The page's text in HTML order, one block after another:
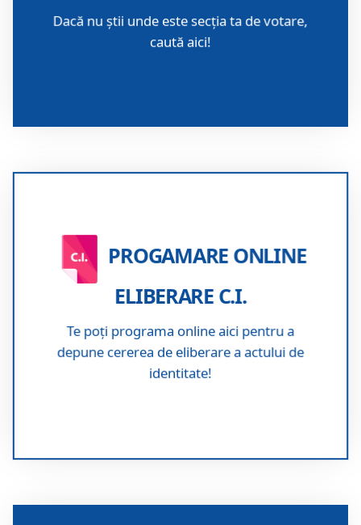
Dacă nu știi unde este secția ta de votare,
caută aici!
PROGAMARE ONLINE
ELIBERARE C.I.
Te poți programa online aici pentru a
depune cererea de eliberare a actului de
identitate!
Progamare online obținere C.I.